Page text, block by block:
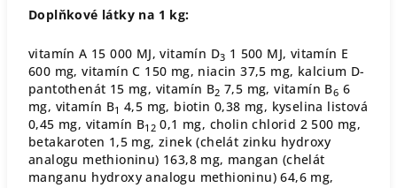
Doplňkové látky na 1 kg:
vitamín A 15 000 MJ, vitamín D3 1 500 MJ, vitamín E
600 mg, vitamín C 150 mg, niacin 37,5 mg, kalcium D-
pantothenát 15 mg, vitamín B2 7,5 mg, vitamín B6 6
mg, vitamín B1 4,5 mg, biotin 0,38 mg, kyselina listová
0,45 mg, vitamín B12 0,1 mg, cholin chlorid 2 500 mg,
betakaroten 1,5 mg, zinek (chelát zinku hydroxy
analogu methioninu) 163,8 mg, mangan (chelát
manganu hydroxy analogu methioninu) 64,6 mg,